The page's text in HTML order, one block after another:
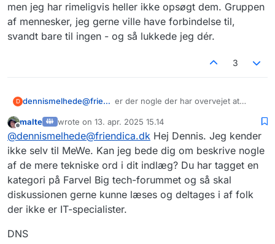
men jeg har rimeligvis heller ikke opsøgt dem. Gruppen
af mennesker, jeg gerne ville have forbindelse til,
svandt bare til ingen - og så lukkede jeg dér.
3
D dennismelhede@friendica.dk er der nogle der har overvejet at
Socialt netværk fra 2012 og de er
faktisk igang med at decentralisering
med unikke user profiler der ligger i
blockchain og kan bruges på flere
netværk. De benytter Decentralized
Social Network Protocol, udviklet af
Project Liberty. Det er vel ikke
Fedivers kompatibelt antager jeg, men
Offline
malte wrote on 13. apr. 2025 15.14
sidst redigeret af
@dennismelhede@friendica.dk Hej Dennis. Jeg kender
ikke selv til MeWe. Kan jeg bede dig om beskrive nogle
af de mere tekniske ord i dit indlæg? Du har tagget en
kategori på Farvel Big tech-forummet og så skal
diskussionen gerne kunne læses og deltages i af folk
der ikke er IT-specialister.
DNS